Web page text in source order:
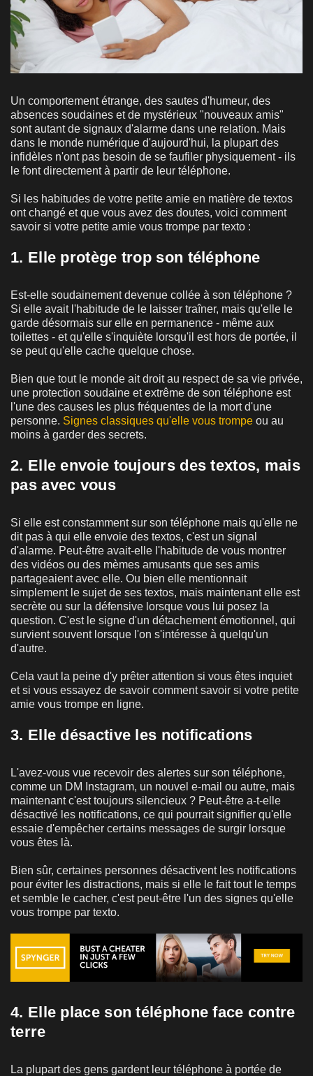
Un comportement étrange, des sautes d'humeur, des
absences soudaines et de mystérieux "nouveaux amis"
sont autant de signaux d'alarme dans une relation. Mais
dans le monde numérique d'aujourd'hui, la plupart des
infidèles n'ont pas besoin de se faufiler physiquement - ils
le font directement à partir de leur téléphone.
Si les habitudes de votre petite amie en matière de textos
ont changé et que vous avez des doutes, voici comment
savoir si votre petite amie vous trompe par texto :
1. Elle protège trop son téléphone
Est-elle soudainement devenue collée à son téléphone ?
Si elle avait l'habitude de le laisser traîner, mais qu'elle le
garde désormais sur elle en permanence - même aux
toilettes - et qu'elle s'inquiète lorsqu'il est hors de portée, il
se peut qu'elle cache quelque chose.
Bien que tout le monde ait droit au respect de sa vie privée,
une protection soudaine et extrême de son téléphone est
l'une des causes les plus fréquentes de la mort d'une
personne. Signes classiques qu'elle vous trompe ou au
moins à garder des secrets.
2. Elle envoie toujours des textos, mais
pas avec vous
Si elle est constamment sur son téléphone mais qu'elle ne
dit pas à qui elle envoie des textos, c'est un signal
d'alarme. Peut-être avait-elle l'habitude de vous montrer
des vidéos ou des mèmes amusants que ses amis
partageaient avec elle. Ou bien elle mentionnait
simplement le sujet de ses textos, mais maintenant elle est
secrète ou sur la défensive lorsque vous lui posez la
question. C'est le signe d'un détachement émotionnel, qui
survient souvent lorsque l'on s'intéresse à quelqu'un
d'autre.
Cela vaut la peine d'y prêter attention si vous êtes inquiet
et si vous essayez de savoir comment savoir si votre petite
amie vous trompe en ligne.
3. Elle désactive les notifications
L'avez-vous vue recevoir des alertes sur son téléphone,
comme un DM Instagram, un nouvel e-mail ou autre, mais
maintenant c'est toujours silencieux ? Peut-être a-t-elle
désactivé les notifications, ce qui pourrait signifier qu'elle
essaie d'empêcher certains messages de surgir lorsque
vous êtes là.
Bien sûr, certaines personnes désactivent les notifications
pour éviter les distractions, mais si elle le fait tout le temps
et semble le cacher, c'est peut-être l'un des signes qu'elle
vous trompe par texto.
4. Elle place son téléphone face contre
terre
La plupart des gens gardent leur téléphone à portée de